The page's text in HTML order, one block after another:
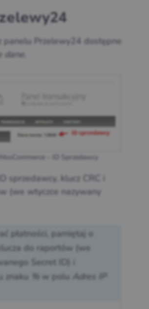
z panelu Przelewy24 dostępne
dane
– ID Sprzedawcy
sprzedawcy, klucz CRC i
(we wtyczce nazywany
płatności, pamiętaj o
do raportów (we
Secret ID) i
znaku % w polu Adres IP